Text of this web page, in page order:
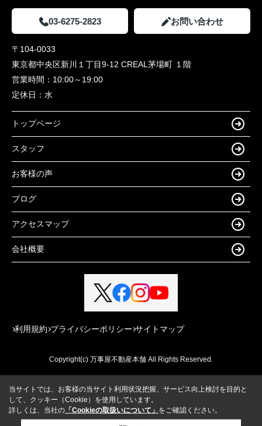
03-6275-2823 お問い合わせ
〒104-0033
東京都中央区新川１丁目9-12 CREAL茅場町 １階
営業時間： 10:00～19:00
定休日： 水
トップページ
スタッフ
お客様の声
ブログ
アクセスマップ
会社概要
利用規約 プライバシーポリシー サイトマップ
Copyright(c) 万事屋不動産本舗 All Rights Reserved.
当サイトでは、お客様の当サイト利用状況把握、サービス向上検討を目的と
して、クッキー（Cookie）を使用しています。
詳しくは、当社の 「Cookieの取扱いについて」 をご確認ください。